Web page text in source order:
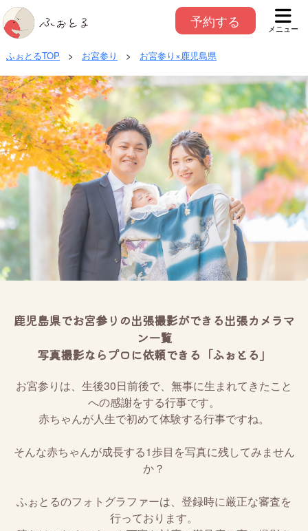
予約する メニュー
ふぉとるTOP > お宮参り > お宮参り×鹿児島県
鹿児島県でお宮参りの出張撮影ができる出張カメラマ
ン一覧
写真撮影ならプロに依頼できる「ふぉとる」
お宮参りは、生後30日前後で、無事に生まれてきたこと
への感謝をする行事です。
赤ちゃんが人生で初めて体験する行事ですね。
そんな赤ちゃんが成長する1歩目を写真に残してみません
か？
ふぉとるのフォトグラファーは、登録時に厳正な審査を
行っております。